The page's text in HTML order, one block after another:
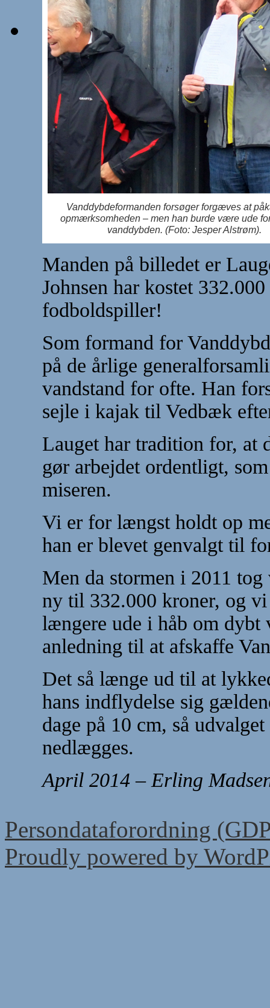
Vanddybdeformanden forsøger forgæves at
opmærksomheden – men han burde være ude
vanddybden. (Foto: Jesper Alstrøm).
Manden på billedet er
Johnsen har kostet
fodboldspiller!
Som formand for
på de årlige
vandstand for ofte. Han
sejle i kajak til Vedbæk
Lauget har tradition for, at
gør arbejdet ordentligt,
miseren.
Vi er for længst holdt op
han er blevet genvalgt til
Men da stormen i 2011
ny til 332.000 kroner, og
længere ude i håb om dybt
anledning til at afskaffe
Det så længe ud til at
hans indflydelse sig
dage på 10 cm, så
nedlægges.
April 2014 – Erling
Persondataforordning
Proudly powered by